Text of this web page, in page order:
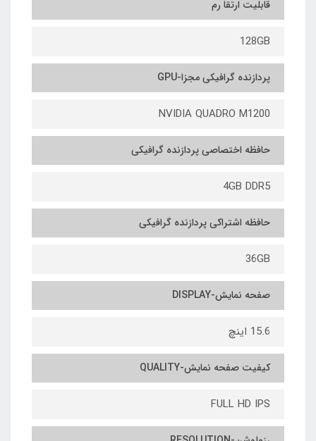
قابلیت ارتقا رم
128GB
پردازنده گرافیکی مجزا-GPU
NVIDIA QUADRO M1200
حافظه اختصاصی پردازنده گرافیکی
4GB DDR5
حافظه اشتراکی پردازنده گرافیکی
36GB
صفحه نمایش-DISPLAY
15.6 اینچ
کیفیت صفحه نمایش-QUALITY
FULL HD IPS